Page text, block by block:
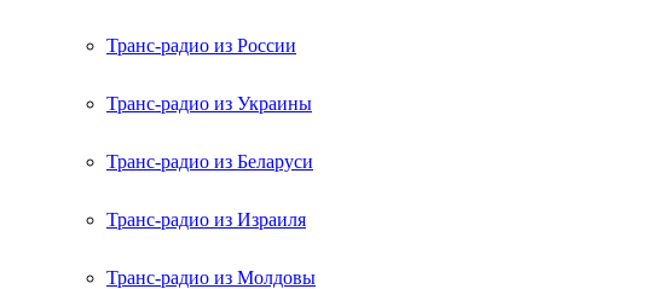
Транс-радио из России
Транс-радио из Украины
Транс-радио из Беларуси
Транс-радио из Израиля
Транс-радио из Молдовы